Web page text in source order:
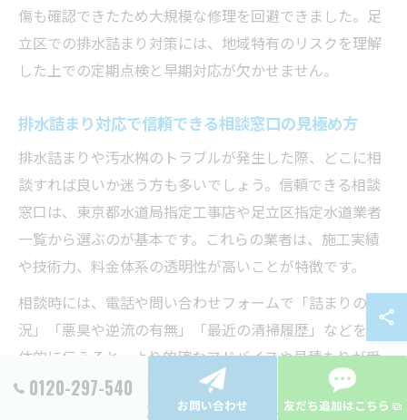
傷も確認できたため大規模な修理を回避できました。足
立区での排水詰まり対策には、地域特有のリスクを理解
した上での定期点検と早期対応が欠かせません。
排水詰まり対応で信頼できる相談窓口の見極め方
排水詰まりや汚水桝のトラブルが発生した際、どこに相
談すれば良いか迷う方も多いでしょう。信頼できる相談
窓口は、東京都水道局指定工事店や足立区指定水道業者
一覧から選ぶのが基本です。これらの業者は、施工実績
や技術力、料金体系の透明性が高いことが特徴です。
相談時には、電話や問い合わせフォームで「詰まりの状
況」「悪臭や逆流の有無」「最近の清掃履歴」などを具
体的に伝えると、より的確なアドバイスや見積もりが受
けられます。また、無料相談や現地調査を実施している
業者も多いため、気軽に問い合わせてみることもポイン
0120-297-540
お問い合わせ 友だち追加はこちら